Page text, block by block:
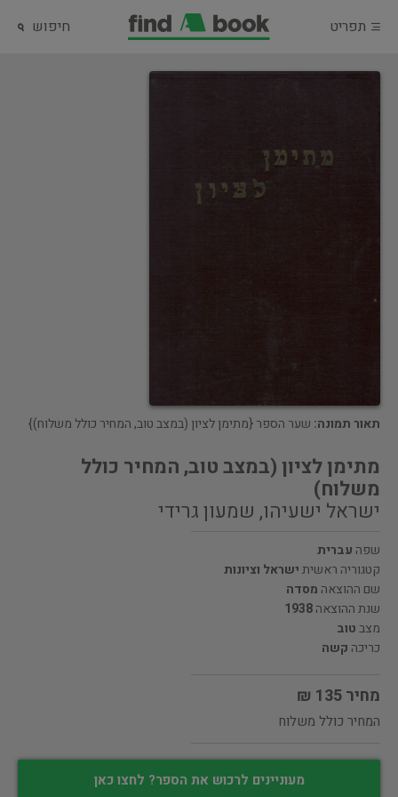
תפריט חיפוש
תאור תמונה: שער הספר {מתימן לציון (במצב טוב, המחיר כולל משלוח)}
מתימן לציון (במצב טוב, המחיר כולל
משלוח)
ישראל ישעיהו, שמעון גרידי
שפה עברית
קטגוריה ראשיתישראל וציונות
שם ההוצאה מסדה
שנת ההוצאה1938
מצבטוב
כריכה קשה
מחיר 135 ₪
המחיר כולל משלוח
מעוניינים לרכוש את הספר? לחצו כאן